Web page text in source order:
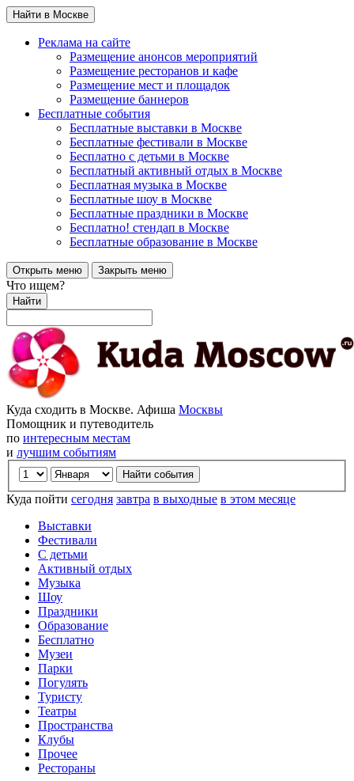
Найти в Москве
Реклама на сайте
Размещение анонсов мероприятий
Размещение ресторанов и кафе
Размещение мест и площадок
Размещение баннеров
Бесплатные события
Бесплатные выставки в Москве
Бесплатные фестивали в Москве
Бесплатно с детьми в Москве
Бесплатный активный отдых в Москве
Бесплатная музыка в Москве
Бесплатные шоу в Москве
Бесплатные праздники в Москве
Бесплатно! стендап в Москве
Бесплатные образование в Москве
Открыть меню Закрыть меню
Что ищем?
Найти
Куда сходить в Москве. Афиша Москвы
Помощник и путеводитель
по интересным местам
и лучшим событиям
Куда пойти сегодня завтра в выходные в этом месяце
Выставки
Фестивали
С детьми
Активный отдых
Музыка
Шоу
Праздники
Образование
Бесплатно
Музеи
Парки
Погулять
Туристу
Театры
Пространства
Клубы
Прочее
Рестораны